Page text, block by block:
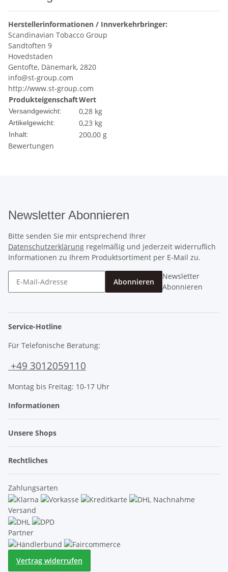
Herstellerinformationen / Innverkehrbringer:
Scandinavian Tobacco Group
Sandtoften 9
Hovedstaden
Gentofte, Dänemark, 2820
info@st-group.com
http://www.st-group.com
ProdukteigenschaftWert
Versandgewicht: 0,28 kg
Artikelgewicht: 0,23 kg
Inhalt:
200,00 g
Bewertungen
Newsletter Abonnieren
Bitte senden Sie mir entsprechend Ihrer
Datenschutzerklärung regelmäßig und jederzeit widerruflich
Informationen zu Ihrem Produktsortiment per E-Mail zu.
Abonnieren
Newsletter
Abonnieren
Service-Hotline
Für Telefonische Beratung:
+49 3012059110
Montag bis Freitag: 10-17 Uhr
Informationen
Unsere Shops
Rechtliches
Zahlungsarten
Versand
Partner
Vertrag widerrufen